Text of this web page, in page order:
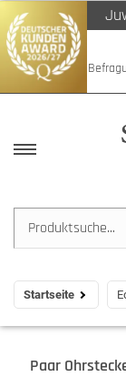
Startseite
Paar